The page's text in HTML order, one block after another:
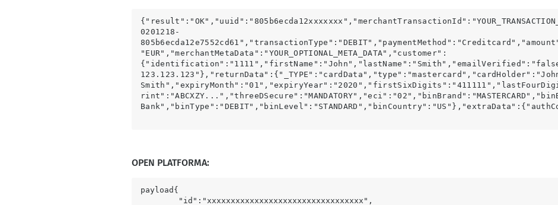
{ "result":"OK" ,"uuid":"805b6ecda12xxxxxxx",
0201218-
805b6ecda12e7552cd61","transactionType":"DEBIT","paymentMethod":"Creditcard",
"EUR" ,"merchantMetaData":"YOUR_OPTIONAL_META_DATA","customer":
123.123.123"},"returnData":{"_TYPE":"cardData", "type":"mastercard"
Smith","expiryMonth":"01","expiryYear":"2020",
Bank","binType":"DEBIT","binLevel":"STANDARD","binCountry":"US"},"extraData":{
OPEN PLATFORMA:
payload{